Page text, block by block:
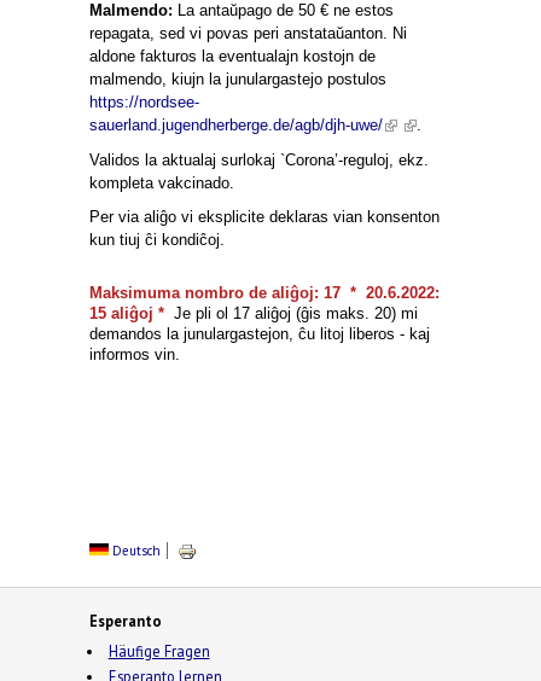
Malmendo: La antaŭpago de 50 € ne estos
repagata, sed vi povas peri anstataŭanton. Ni
aldone fakturos la eventualajn kostojn de
malmendo, kiujn la junulargastejo postulos
https://nordsee-
sauerland.jugendherberge.de/agb/djh-uwe/(link is(link is
.
Validos la aktualaj surlokaj `Corona’-reguloj, ekz.
kompleta vakcinado.
Per via aliĝo vi eksplicite deklaras vian konsenton
kun tiuj ĉi kondiĉoj.
Maksimuma nombro de aliĝoj: 17 * 20.6.2022:
15 aliĝoj * Je pli ol 17 aliĝoj (ĝis maks. 20) mi
demandos la junulargastejon, ĉu litoj liberos - kaj
informos vin.
Deutsch
Esperanto
Häufige Fragen
Esperanto lernen